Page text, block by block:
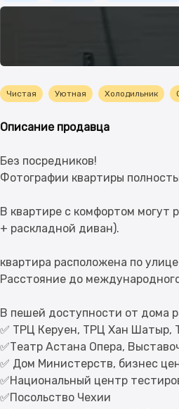
Чистая Уютная Холодильник
Описание продавца
Без посредников!
Фотографии квартиры
В квартире с комфортом могут
+ раскладной диван).
квартира расположена по
Расстояние до
В пешей доступности от дома
✅ ТРЦ Керуен, ТРЦ Хан Шатыр,
✅Театр Астана Опера,
✅ Дом Министерств, бизнес
✅Национальный центр
✅Посольство Чехии